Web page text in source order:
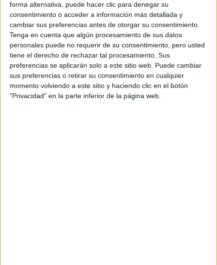
forma alternativa, puede hacer clic para denegar su
consentimiento o acceder a información más detallada y
cambiar sus preferencias antes de otorgar su consentimiento.
Tenga en cuenta que algún procesamiento de sus datos
personales puede no requerir de su consentimiento, pero usted
tiene el derecho de rechazar tal procesamiento. Sus
preferencias se aplicarán solo a este sitio web. Puede cambiar
sus preferencias o retirar su consentimiento en cualquier
momento volviendo a este sitio y haciendo clic en el botón
"Privacidad" en la parte inferior de la página web.
Soy estudiante de:*
Términos y Condiciones de Uso
Aceptolos Términos y Condicionesde uso*